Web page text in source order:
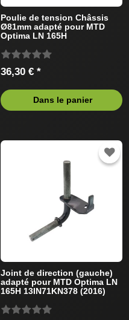
Poulie de tension Châssis
Ø81mm adapté pour MTD
Optima LN 165H
de pelouse
36,30 € *
Dans le panier
Joint de direction (gauche)
adapté pour MTD Optima LN
165H 13IN71KN378 (2016)